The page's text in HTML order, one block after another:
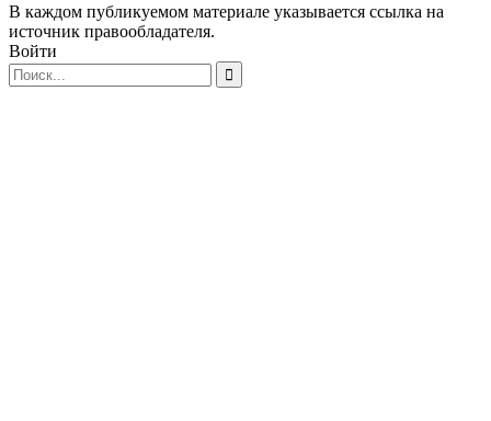
В каждом публикуемом материале указывается ссылка на
источник правообладателя.
Войти